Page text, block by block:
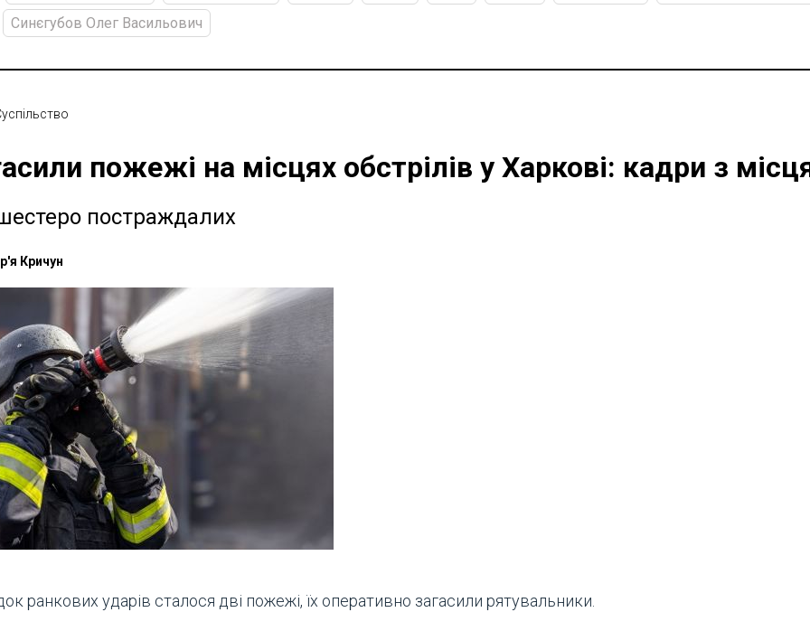
Синєгубов Олег Васильович
пожежі на місцях обстрілів у Харкові: кадри з
постраждалих
Кричун
ранкових ударів сталося дві пожежі, їх оперативно загасили рятувальники.